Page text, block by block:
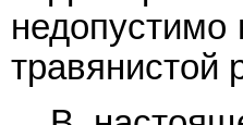
недопустимо
травянистой